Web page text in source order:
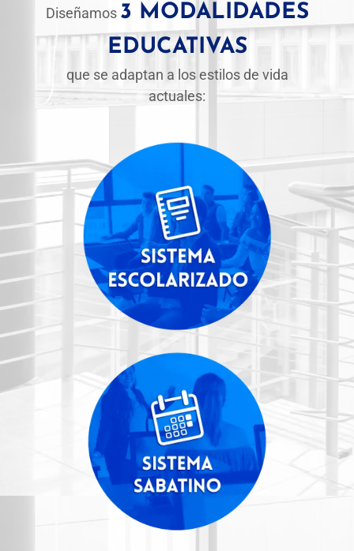
Diseñamos 3 MODALIDADES
EDUCATIVAS
que se adaptan a los estilos de vida
actuales: